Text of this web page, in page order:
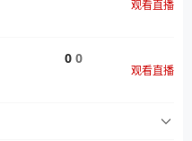
观看直播
0 0
观看直播